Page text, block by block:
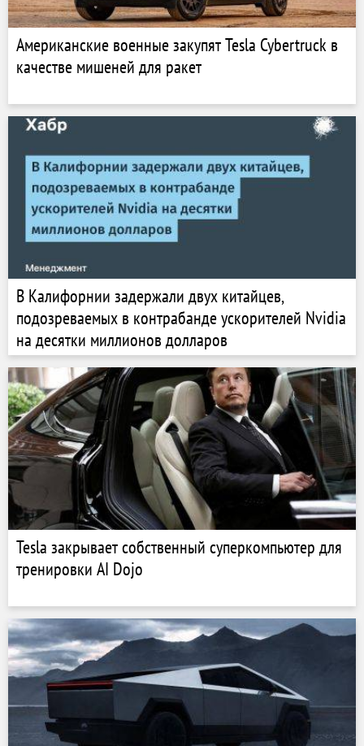
Американские военные закупят Tesla Cybertruck в
качестве мишеней для ракет
В Калифорнии задержали двух китайцев,
подозреваемых в контрабанде ускорителей Nvidia
на десятки миллионов долларов
Tesla закрывает собственный суперкомпьютер для
тренировки AI Dojo